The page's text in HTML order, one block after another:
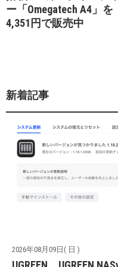
ー「Omegatech A4」を
4,351円で販売中
新着記事
2026年08月09日( 日 )